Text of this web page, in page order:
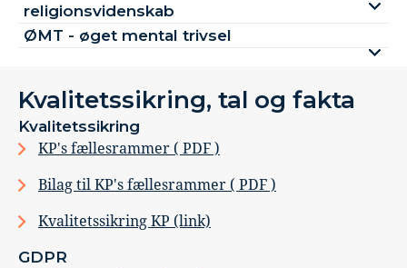
religionsvidenskab
ØMT - øget mental trivsel
Kvalitetssikring, tal og fakta
Kvalitetssikring
KP's fællesrammer ( PDF )
Bilag til KP's fællesrammer ( PDF )
Kvalitetssikring KP (link)
GDPR